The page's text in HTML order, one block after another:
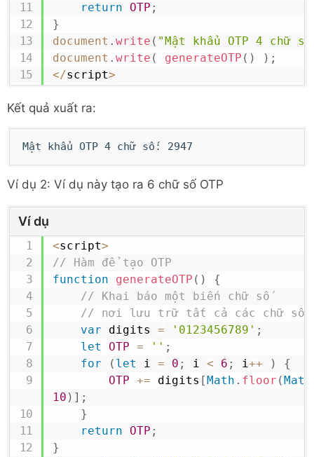
return
OTP ;
}
document . write ( "Mật khẩu OTP 4 chữ
document . write ( generateOTP ( ) ) ;
</script>
Kết quả xuất ra:
Mật khẩu OTP 4 chữ số: 2947
Ví dụ 2: Ví dụ này tạo ra 6 chữ số OTP
Ví dụ
<script>
// Hàm để tạo OTP
function
generateOTP ( )
{
// Khai báo một biến chữ số
// nơi lưu trữ tất cả các chữ số
var digits = '0123456789' ;
let
OTP = '' ;
for
( let i = 0 ; i < 6 ; i++ )
{
OTP += digits [Math . floor (Math
10 ) ] ;
}
return
OTP ;
}